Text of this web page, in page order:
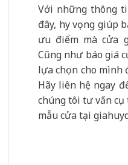
Với những thông
đây, hy vọng giúp
ưu điểm mà cửa
Cũng như báo giá
lựa chọn cho mình
Hãy liên hệ ngay
chúng tôi tư vấn cụ
mẫu cửa tại